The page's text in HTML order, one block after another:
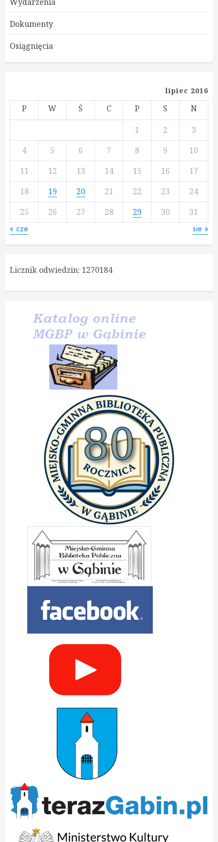
Dokumenty
Osiągnięcia
lipiec 2016
P W Ś C P S
N
1
2
3
4
5 6 7 8 9
10
11
12 13 14 15 16
17
18
19 20 21 22 23
24
25
26 27 28 29 30 31
« cze sie »
Licznik odwiedzin: 1270184